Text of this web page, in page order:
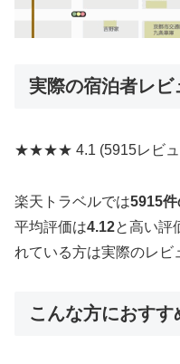
実際の宿泊者レビ
★★★★ 4.1 (5915レビ
楽天トラベルでは5915
平均評価は4.12と高い評
れている方は実際のレビ
こんな方におすす